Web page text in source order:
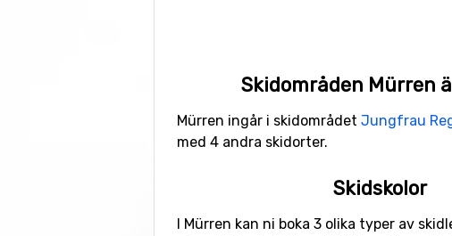
Skidområden Mürren
Mürren ingår i skidområdet Jungfrau
med 4 andra skidorter.
Skidskolor
I Mürren kan ni boka 3 olika typer av